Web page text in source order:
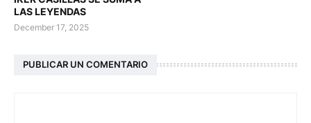
LAS LEYENDAS
December 17, 2025
PUBLICAR UN COMENTARIO